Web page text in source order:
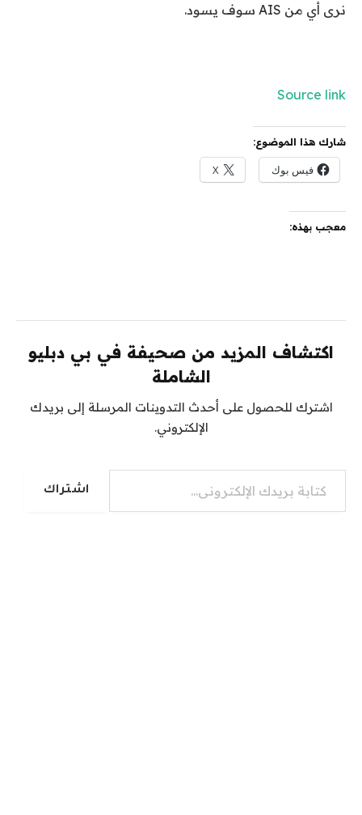
نرى أي من AIS سوف يسود.
Source link
شارك هذا الموضوع:
فيس بوك X
معجب بهذه:
اكتشاف المزيد من صحيفة في بي دبليو
الشاملة
اشترك للحصول على أحدث التدوينات المرسلة إلى بريدك
الإلكتروني.
كتابة بريدك الإلكتروني...
اشتراك